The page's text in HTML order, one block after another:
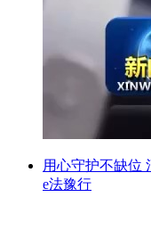
用心守护不缺位
e法豫行